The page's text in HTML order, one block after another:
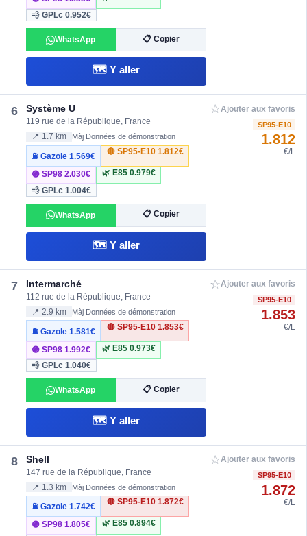
💨 GPLc0.952€
WhatsApp 📋 Copier
🗺️ Y aller
6 Système U
119 rue de la République, France
📍 1.7 km Màj Données de démonstration
⛽ Gazole1.569€
🔴 SP95-E10 1.812€
🟣 SP982.030€ 🌿 E85 0.979€
💨 GPLc1.004€
WhatsApp 📋 Copier
🗺️ Y aller
☆Ajouter aux favoris
SP95-E10
1.812
€/L
7 Intermarché
112 rue de la République, France
📍 2.9 km Màj Données de démonstration
⛽ Gazole1.581€
🔴 SP95-E10 1.853€
🟣 SP981.992€ 🌿 E85 0.973€
💨 GPLc1.040€
WhatsApp 📋 Copier
🗺️ Y aller
☆Ajouter aux favoris
SP95-E10
1.853
€/L
8 Shell
147 rue de la République, France
📍 1.3 km Màj Données de démonstration
⛽ Gazole1.742€
🔴 SP95-E10 1.872€
🟣 SP981.805€ 🌿 E85 0.894€
☆Ajouter aux favoris
SP95-E10
1.872
€/L